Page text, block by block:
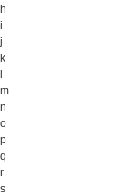
h
i
j
k
m
n
o
p
q
r
s